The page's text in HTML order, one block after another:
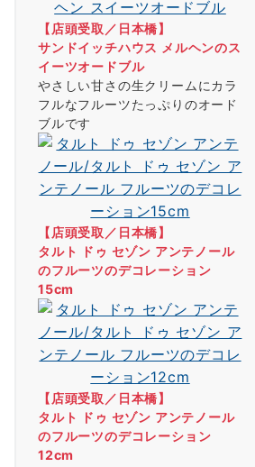
【店頭受取／日本橋】
サンドイッチハウス メルヘンのス
イーツオードブル
やさしい甘さの生クリームにカラ
フルなフルーツたっぷりのオード
ブルです
【店頭受取／日本橋】
タルト ドゥ セゾン アンテノール
のフルーツのデコレーション
15cm
【店頭受取／日本橋】
タルト ドゥ セゾン アンテノール
のフルーツのデコレーション
12cm